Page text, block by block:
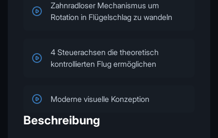
Zahnradloser Mechanismus um
Rotation in Flügelschlag zu wandeln
4 Steuerachsen die theoretisch
kontrollierten Flug ermöglichen
Moderne visuelle Konzeption
Beschreibung